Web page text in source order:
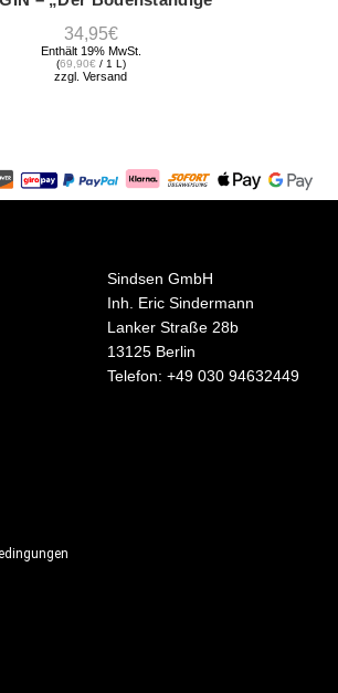
34,95€
Enthält 19% MwSt.
(69,90€ / 1 L)
zzgl. Versand
Sindsen GmbH
Inh. Eric Sindermann
Lanker Straße 28b
13125 Berlin
Telefon: +49 030 94632449